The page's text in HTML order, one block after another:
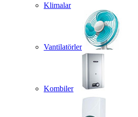
Klimalar
Vantilatörler
Kombiler